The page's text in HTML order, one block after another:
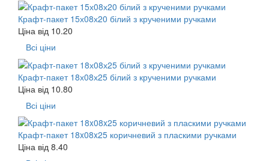
Крафт-пакет 15х08х20 білий з крученими ручками
Ціна від 10.20
Всі ціни
Крафт-пакет 18х08х25 білий з крученими ручками
Ціна від 10.80
Всі ціни
Крафт-пакет 18x08x25 коричневий з пласкими ручками
Ціна від 8.40